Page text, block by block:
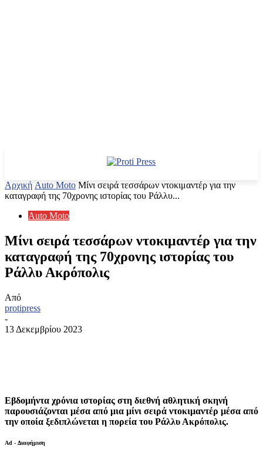
Αρχική Auto Moto Μίνι σειρά τεσσάρων ντοκιμαντέρ για την
καταγραφή της 70χρονης ιστορίας του Ράλλυ...
Auto Moto
Μίνι σειρά τεσσάρων ντοκιμαντέρ για την
καταγραφή της 70χρονης ιστορίας του
Ράλλυ Ακρόπολις
Από
protipress
-
13 Δεκεμβρίου 2023
Εβδομήντα χρόνια ιστορίας στη διεθνή αθλητική σκηνή
παρουσιάζονται μέσα από μια μίνι σειρά ντοκιμαντέρ μέσα από
την οποία ξεδιπλώνεται η πορεία του Ράλλυ Ακρόπολις.
Ad - Διαφήμιση